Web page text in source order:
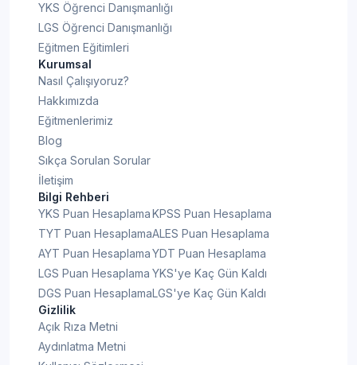
YKS Öğrenci Danışmanlığı
LGS Öğrenci Danışmanlığı
Eğitmen Eğitimleri
Kurumsal
Nasıl Çalışıyoruz?
Hakkımızda
Eğitmenlerimiz
Blog
Sıkça Sorulan Sorular
İletişim
Bilgi Rehberi
YKS Puan Hesaplama
TYT Puan Hesaplama
AYT Puan Hesaplama
LGS Puan Hesaplama
DGS Puan Hesaplama
KPSS Puan Hesaplama
ALES Puan Hesaplama
YDT Puan Hesaplama
YKS'ye Kaç Gün Kaldı
LGS'ye Kaç Gün Kaldı
Gizlilik
Açık Rıza Metni
Aydınlatma Metni